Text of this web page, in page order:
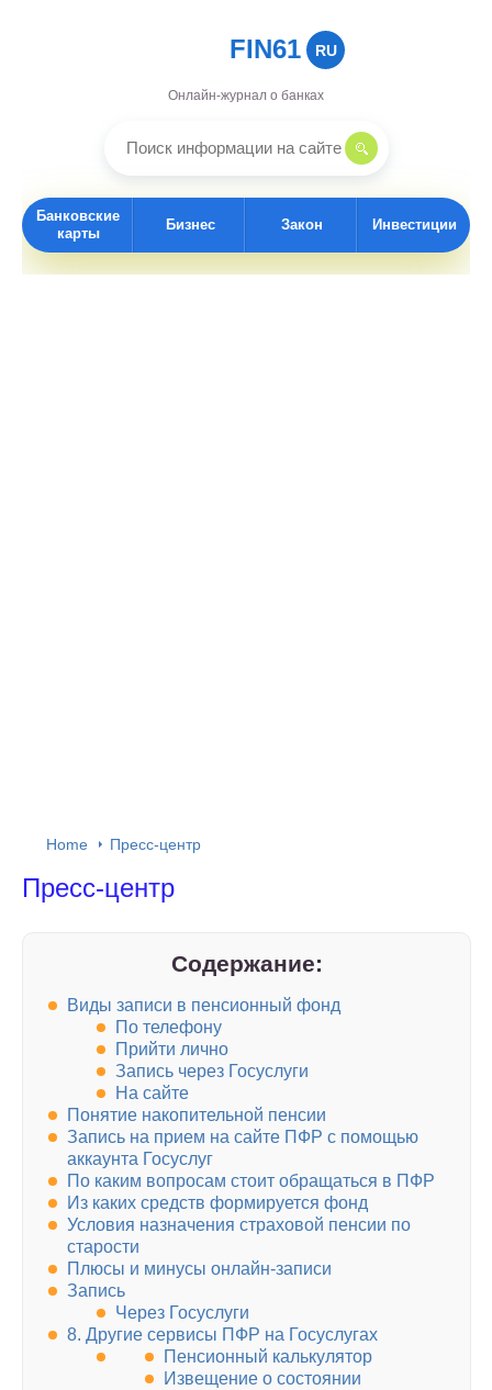
FIN61 RU
Онлайн-журнал о банках
Банковские
карты
Бизнес Закон Инвестиции
Home Пресс-центр
Пресс-центр
Содержание:
Виды записи в пенсионный фонд
По телефону
Прийти лично
Запись через Госуслуги
На сайте
Понятие накопительной пенсии
Запись на прием на сайте ПФР с помощью
аккаунта Госуслуг
По каким вопросам стоит обращаться в ПФР
Из каких средств формируется фонд
Условия назначения страховой пенсии по
старости
Плюсы и минусы онлайн-записи
Запись
Через Госуслуги
8. Другие сервисы ПФР на Госуслугах
Пенсионный калькулятор
Извещение о состоянии